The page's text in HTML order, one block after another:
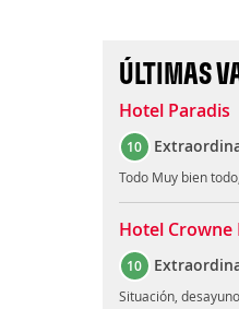
ÚLTIMAS
Hotel Paradis
10
Todo Muy bien
Hotel Crowne
10
Situación,